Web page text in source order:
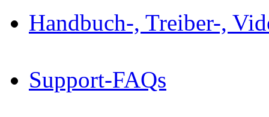
Handbuch-, Treiber-,
Support-FAQs